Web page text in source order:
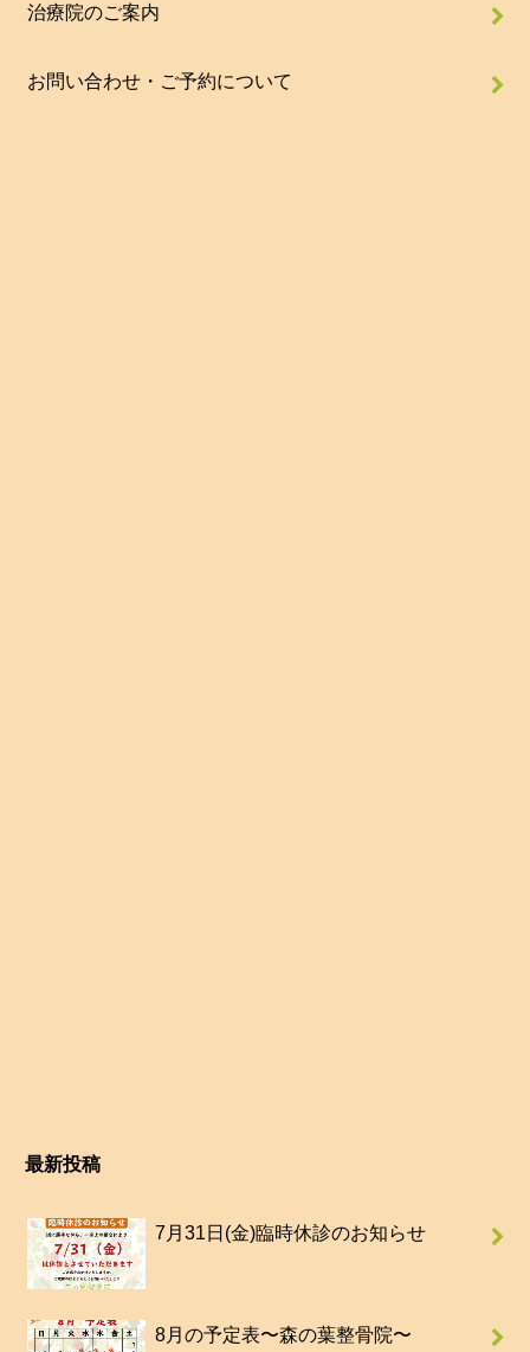
治療院のご案内
お問い合わせ・ご予約について
最新投稿
7月31日(金)臨時休診のお知らせ
8月の予定表〜森の葉整骨院〜